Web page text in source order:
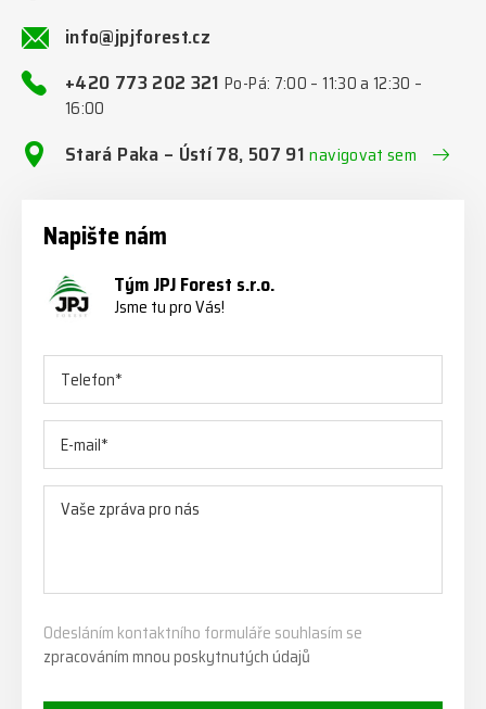
info@jpjforest.cz
+420 773 202 321Po-Pá: 7:00 – 11:30 a 12:30 –
16:00
Stará Paka – Ústí 78, 507 91navigovat sem
Napište nám
Tým JPJ Forest s.r.o.
Jsme tu pro Vás!
Odesláním kontaktního formuláře souhlasím se
zpracováním mnou poskytnutých údajů